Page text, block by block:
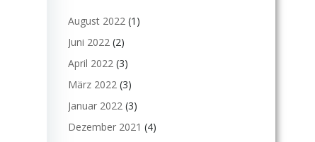
August 2022 (1)
Juni 2022 (2)
April 2022 (3)
März 2022 (3)
Januar 2022 (3)
Dezember 2021 (4)